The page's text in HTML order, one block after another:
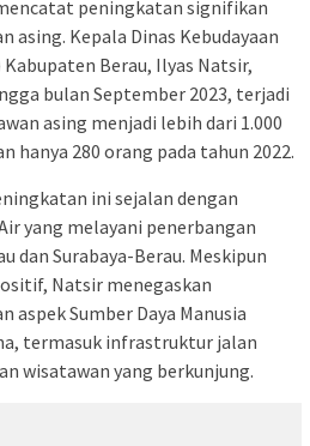
peningkatan signifikan
asing. Kepala Dinas Kebudayaan
Berau, Ilyas Natsir,
bulan September 2023, terjadi
asing menjadi lebih dari 1.000
hanya 280 orang pada tahun 2022.
ini sejalan dengan
yang melayani penerbangan
dan Surabaya-Berau. Meskipun
Natsir menegaskan
Sumber Daya Manusia
termasuk infrastruktur jalan
wisatawan yang berkunjung.